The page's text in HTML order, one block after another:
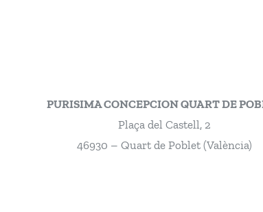
PURISIMA CONCEPCION QUART DE
Plaça del Castell, 2
46930 – Quart de Poblet (València)